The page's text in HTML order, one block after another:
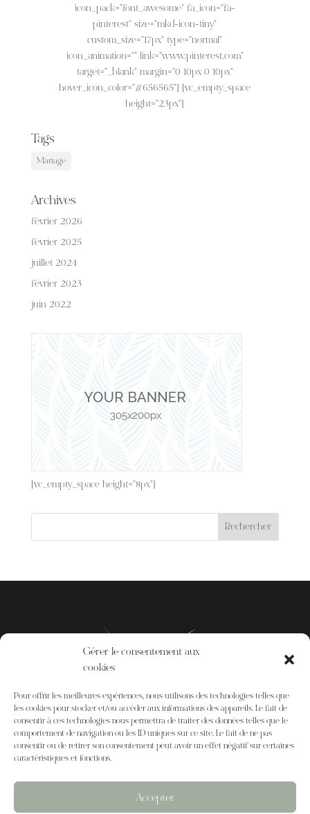
Gérer le consentement aux
cookies
Pour offrir les meilleures expériences, nous utilisons des technologies telles que
les cookies pour stocker et/ou accéder aux informations des appareils. Le fait de
consentir à ces technologies nous permettra de traiter des données telles que le
comportement de navigation ou les ID uniques sur ce site. Le fait de ne pas
consentir ou de retirer son consentement peut avoir un effet négatif sur certaines
caractéristiques et fonctions.
Accepter
icon_pack="font_awesome" fa_icon="fa-
pinterest" size="mkd-icon-tiny"
custom_size="17px" type="normal"
icon_animation="" link="www.pinterest.com"
target="_blank" margin="0 10px 0 10px"
hover_icon_color="#656565"] [vc_empty_space
height="23px"]
Tags
Mariage
Archives
février 2026
février 2025
juillet 2024
février 2023
juin 2022
[vc_empty_space height="8px"]